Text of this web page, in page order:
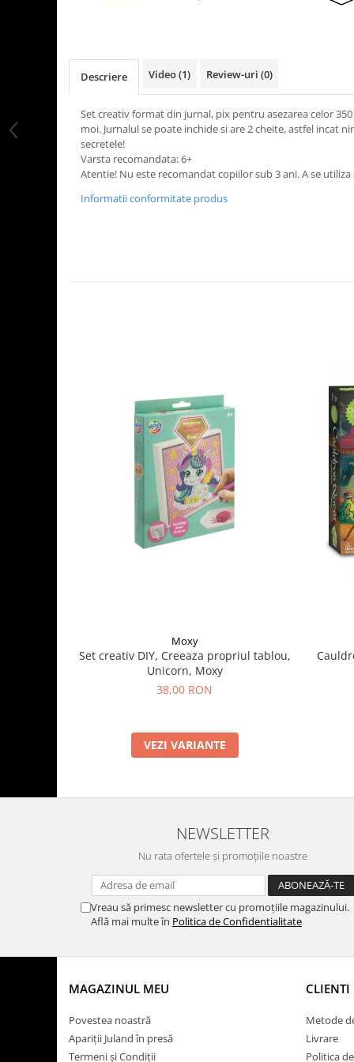
LEGO Architecture
LEGO Speed Champions
Descriere Video(1) Review-uri (0)
Set creativ format din jurnal, pix pentru asezarea celor
moi. Jurnalul se poate inchide si are 2 cheite, astfel incat
secretele!
Varsta recomandata: 6+
Atentie! Nu este recomandat copiilor sub 3 ani. A se
Informatii conformitate produs
Moxy
Set creativ DIY, Creeaza propriul tablou,
Unicorn, Moxy
38,00 RON
VEZI VARIANTE
NEWSLETTER
Nu rata ofertele și promoțiile noastre
Vreau să primesc newsletter cu promoțiile magazinului.
Află mai multe în Politica de Confidentialitate
MAGAZINUL MEU
Povestea noastră
Apariții Juland în presă
Termeni și Condiții
CLIENTI
Metode
Livrare
Politica